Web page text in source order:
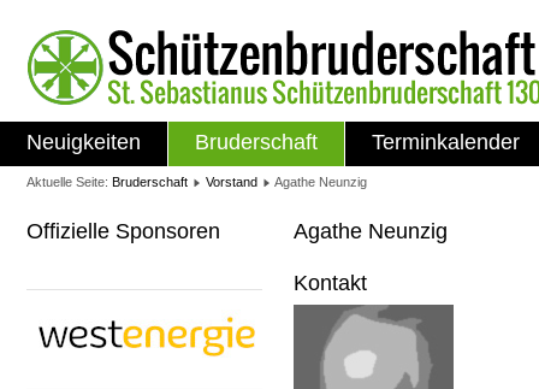
Neuigkeiten Bruderschaft Terminkalender
Aktuelle Seite: Bruderschaft Vorstand Agathe Neunzig
Offizielle Sponsoren Agathe Neunzig
Kontakt